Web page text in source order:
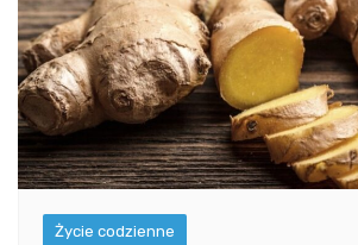
Życie codzienne